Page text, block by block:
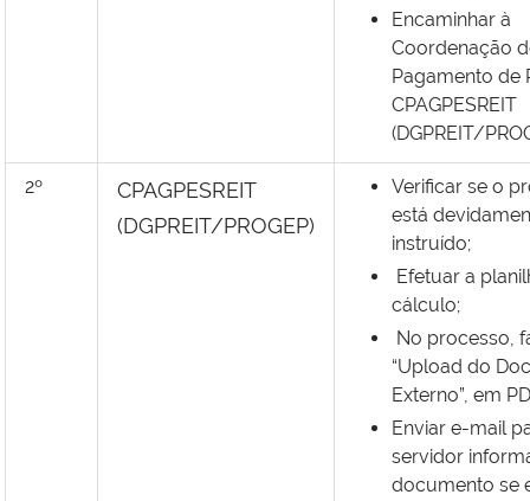
Encaminhar à
Coordenação
Pagamento de
CPAGPESREIT
(DGPREIT/
2º
CPAGPESREIT
(DGPREIT/PROGEP)
Verificar se o
está
instruído;
Efetuar a
cálculo;
No processo,
“Upload do
Externo”, em
Enviar e-mail
servidor
documento se